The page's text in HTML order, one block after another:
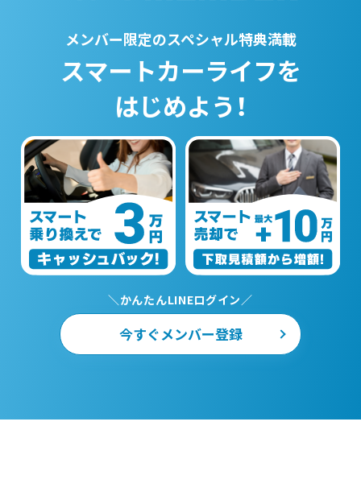
メンバー限定のスペシャル特典満載
スマートカーライフを
はじめよう！
＼かんたんLINEログイン／
今すぐメンバー登録